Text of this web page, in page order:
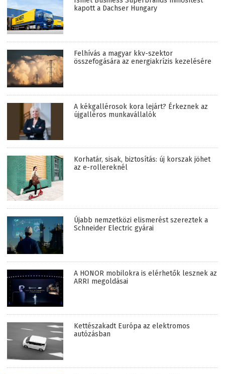
kapott a Dachser Hungary
Felhívás a magyar kkv-szektor
összefogására az energiakrízis kezelésére
A kékgallérosok kora lejárt? Érkeznek az
újgalléros munkavállalók
Korhatár, sisak, biztosítás: új korszak jöhet
az e-rollereknél
Újabb nemzetközi elismerést szereztek a
Schneider Electric gyárai
A HONOR mobilokra is elérhetők lesznek az
ARRI megoldásai
Kettészakadt Európa az elektromos
autózásban